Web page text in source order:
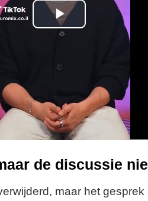
P
y
V
i
d
de discussie
maar het